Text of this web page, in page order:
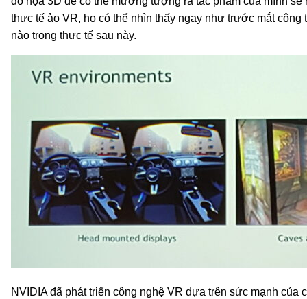
thực tế ảo VR, họ có thể nhìn thấy ngay như trước mắt
nào trong thực tế sau này.
NVIDIA đã phát triển công nghệ VR dựa trên sức mạnh của